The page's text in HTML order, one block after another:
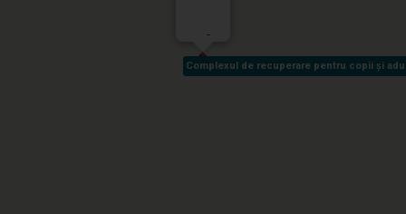
Complexul de recuperare pentru copii și
Complexul de recuperare pentru copii și
-